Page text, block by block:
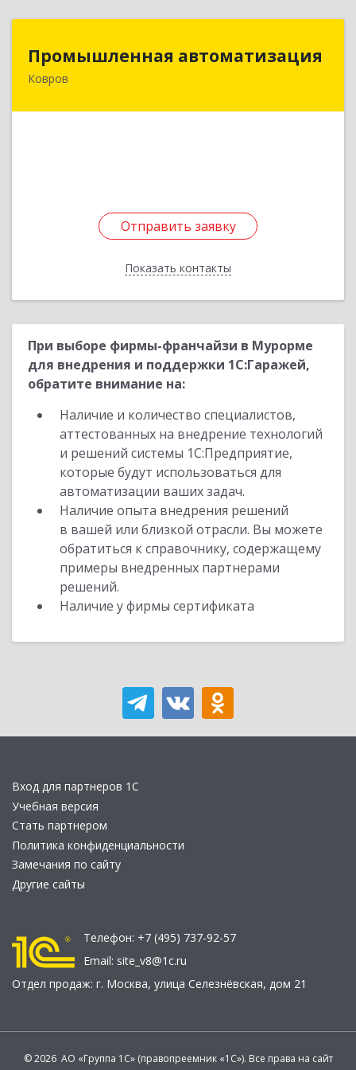
Промышленная автоматизация
Ковров
Отправить заявку
Показать контакты
Отправить заявку
Назад
При выборе фирмы-франчайзи в Мурорме
для внедрения и поддержки 1С:Гаражей,
обратите внимание на:
Наличие и количество специалистов,
аттестованных на внедрение технологий
и решений системы 1С:Предприятие,
которые будут использоваться для
автоматизации ваших задач.
Наличие опыта внедрения решений
в вашей или близкой отрасли. Вы можете
обратиться к справочнику, содержащему
примеры внедренных партнерами
решений.
Наличие у фирмы сертификата
Вход для партнеров 1С
Учебная версия
Стать партнером
Политика конфиденциальности
Замечания по сайту
Другие сайты
Телефон: +7 (495) 737-92-57
Email: site_v8@1c.ru
Отдел продаж: г. Москва, улица Селезнёвская, дом 21
© 2026 АО «Группа 1С» (правопреемник «1С»). Все права на сайт